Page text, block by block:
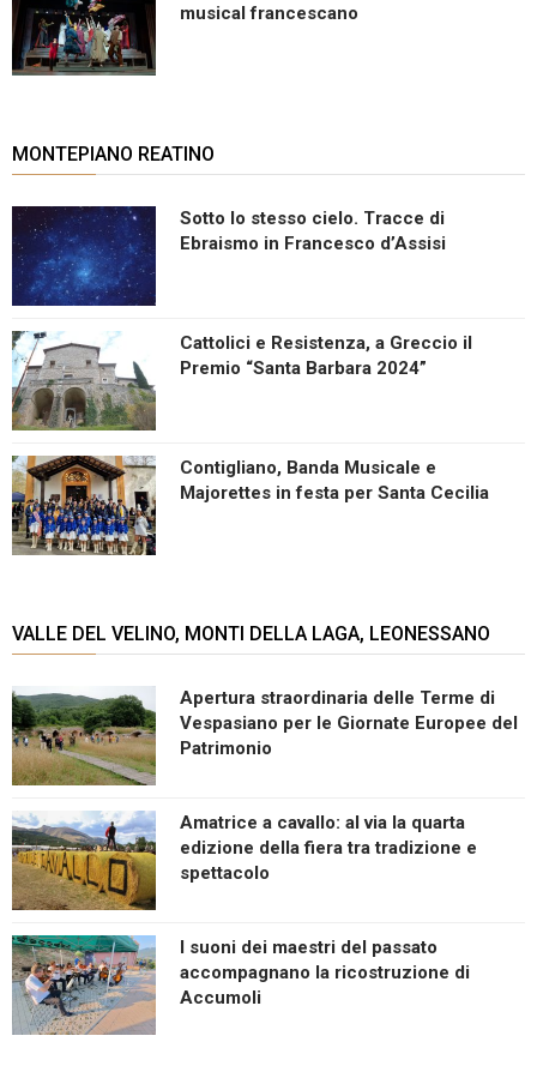
musical francescano
MONTEPIANO REATINO
Sotto lo stesso cielo. Tracce di
Ebraismo in Francesco d’Assisi
Cattolici e Resistenza, a Greccio il
Premio “Santa Barbara 2024”
Contigliano, Banda Musicale e
Majorettes in festa per Santa Cecilia
VALLE DEL VELINO, MONTI DELLA LAGA, LEONESSANO
Apertura straordinaria delle Terme di
Vespasiano per le Giornate Europee del
Patrimonio
Amatrice a cavallo: al via la quarta
edizione della fiera tra tradizione e
spettacolo
I suoni dei maestri del passato
accompagnano la ricostruzione di
Accumoli